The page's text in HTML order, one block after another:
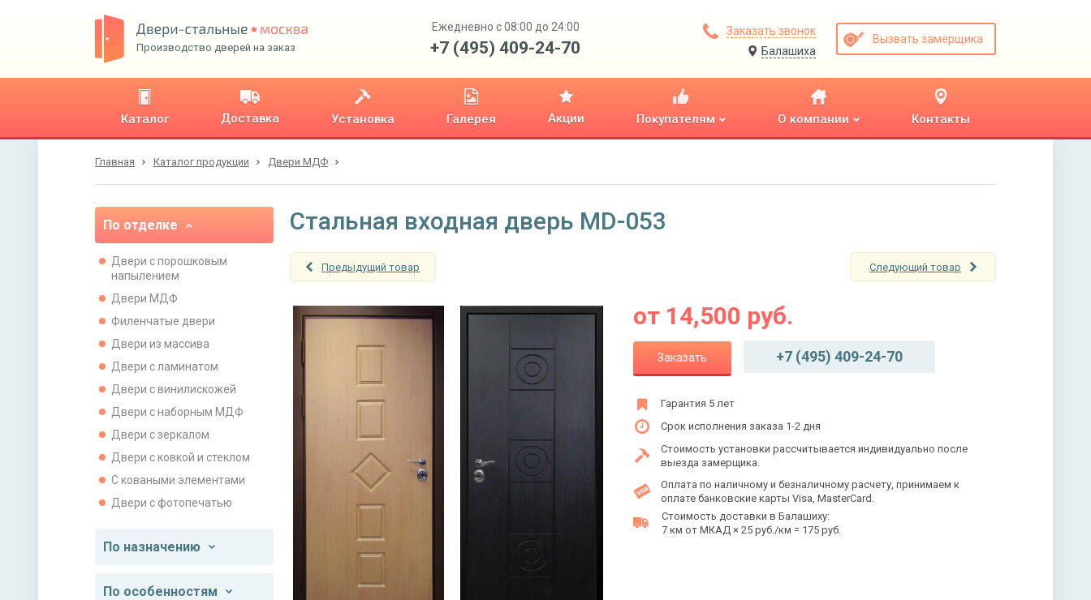
Производство дверей на заказ
Ежедневно с 08:00 до 24:00
+7 (495) 409-24-70
Заказать звонок
Балашиха
Вызвать замерщика
Каталог Доставка Установка Галерея Акции Покупателям О компании Контакты
Главная Каталог продукции Двери МДФ
По отделке
Двери с порошковым
напылением
Двери МДФ
Филенчатые двери
Двери из массива
Двери с ламинатом
Двери с винилискожей
Двери с наборным МДФ
Двери с зеркалом
Двери с ковкой и стеклом
С коваными элементами
Двери с фотопечатью
По назначению
По особенностям
Стальная входная дверь MD-053
Предыдущий товар Следующий товар
от 14,500 руб.
Заказать +7 (495) 409-24-70
Гарантия 5 лет
Срок исполнения заказа 1-2 дня
Стоимость установки рассчитывается индивидуально после
выезда замерщика.
Оплата по наличному и безналичному расчету, принимаем к
оплате банковские карты Visa, MasterCard.
Стоимость доставки в Балашиху:
7 км от МКАД × 25 руб./км = 175 руб.